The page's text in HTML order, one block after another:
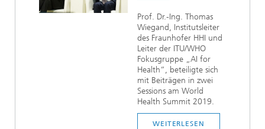
Prof. Dr.-Ing. Thomas
Wiegand, Institutsleiter
des Fraunhofer HHI und
Leiter der ITU/WHO
Fokusgruppe „AI for
Health“, beteiligte sich
mit Beiträgen in zwei
Sessions am World
Health Summit 2019.
WEITERLESEN